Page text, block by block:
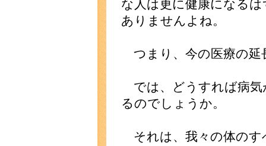
な人は更に健康になる
ありませんよね。
つまり、今の医療の延
では、どうすれば病気
るのでしょうか。
それは、我々の体のす